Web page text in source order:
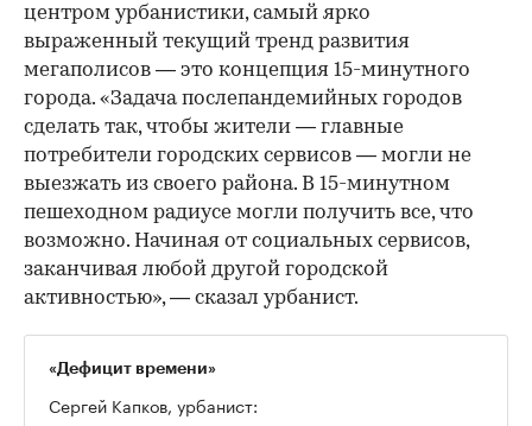
центром урбанистики, самый ярко
выраженный текущий тренд развития
мегаполисов — это концепция 15-минутного
города. «Задача послепандемийных городов
сделать так, чтобы жители — главные
потребители городских сервисов — могли не
выезжать из своего района. В 15-минутном
пешеходном радиусе могли получить все, что
возможно. Начиная от социальных сервисов,
заканчивая любой другой городской
активностью», — сказал урбанист.
«Дефицит времени»
Сергей Капков, урбанист: